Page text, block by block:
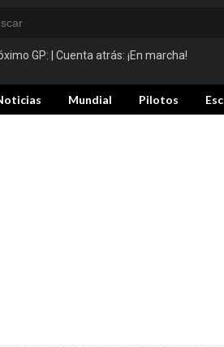
GP: | Cuenta atrás: ¡En marcha!
Mundial Pilotos